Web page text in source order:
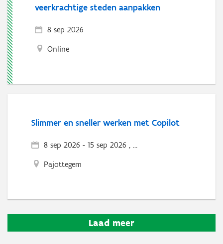
veerkrachtige steden aanpakken
8 sep 2026
Online
Slimmer en sneller werken met Copilot
8 sep 2026 - 15 sep 2026 , ...
Pajottegem
Laad meer